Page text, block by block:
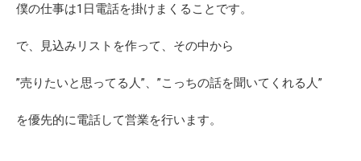
僕の仕事は1日電話を掛けまくることです。
で、見込みリストを作って、その中から
”売りたいと思ってる人”、”こっちの話を聞いてくれる人”
を優先的に電話して営業を行います。